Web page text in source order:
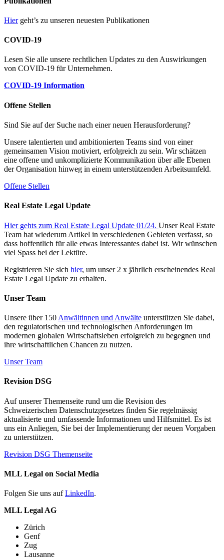
Hiergeht’s zu unseren neuesten Publikationen
COVID-19
Lesen Sie alle unsere rechtlichen Updates zu den Auswirkungen
von COVID-19 für Unternehmen.
COVID-19 Information
Offene Stellen
Sind Sie auf der Suche nach einer neuen Herausforderung?
Unsere talentierten und ambitionierten Teams sind von einer
gemeinsamen Vision motiviert, erfolgreich zu sein. Wir schätzen
eine offene und unkomplizierte Kommunikation über alle Ebenen
der Organisation hinweg in einem unterstützenden Arbeitsumfeld.
Offene Stellen
Real Estate Legal Update
Hier gehts zum Real Estate Legal Update 01/24. Unser Real Estate
Team hat wiederum Artikel in verschiedenen Gebieten verfasst, so
dass hoffentlich für alle etwas Interessantes dabei ist. Wir wünschen
viel Spass bei der Lektüre.
Registrieren Sie sich hier, um unser 2 x jährlich erscheinendes Real
Estate Legal Update zu erhalten.
Unser Team
Unsere über 150 Anwältinnen und Anwälte unterstützen Sie dabei,
den regulatorischen und technologischen Anforderungen im
modernen globalen Wirtschaftsleben erfolgreich zu begegnen und
ihre wirtschaftlichen Chancen zu nutzen.
Unser Team
Revision DSG
Auf unserer Themenseite rund um die Revision des
Schweizerischen Datenschutzgesetzes finden Sie regelmässig
aktualisierte und umfassende Informationen und Hilfsmittel. Es ist
uns ein Anliegen, Sie bei der Implementierung der neuen Vorgaben
zu unterstützen.
Revision DSG Themenseite
MLL Legal on Social Media
Folgen Sie uns aufLinkedIn.
MLL Legal AG
Zürich
Genf
Zug
Lausanne